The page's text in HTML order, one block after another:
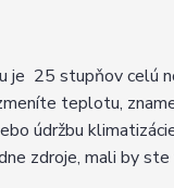
25 stupňov celú
teplotu,
údržbu
zdroje, mali by